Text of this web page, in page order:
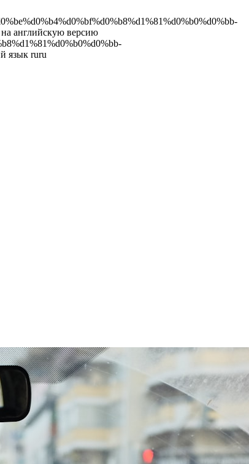
на английскую версию
язык ruru